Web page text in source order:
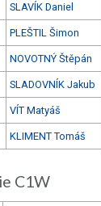
SLAVÍK Daniel
PLEŠTIL Šimon
NOVOTNÝ Štěpán
SLADOVNÍK Jakub
VÍT Matyáš
KLIMENT Tomáš
C1W